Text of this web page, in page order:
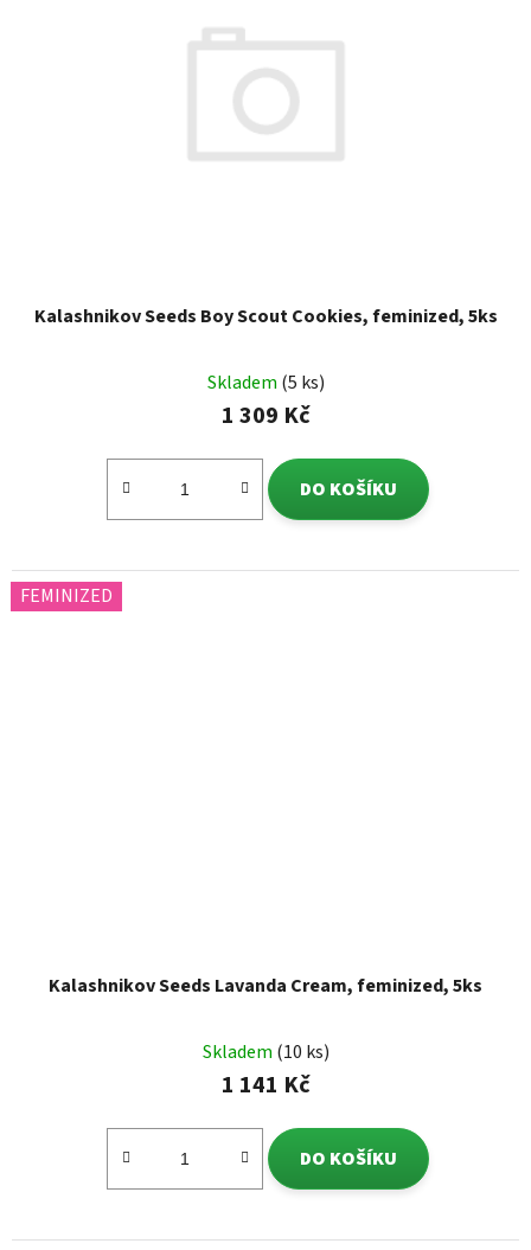
Kalashnikov Seeds Boy Scout Cookies, feminized, 5ks
Skladem (5 ks)
1 309 Kč
DO KOŠÍKU
FEMINIZED
Kalashnikov Seeds Lavanda Cream, feminized, 5ks
Skladem (10 ks)
1 141 Kč
DO KOŠÍKU